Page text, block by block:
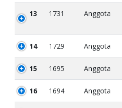
13 1731 Anggota
14 1729 Anggota
15 1695 Anggota
16 1694 Anggota